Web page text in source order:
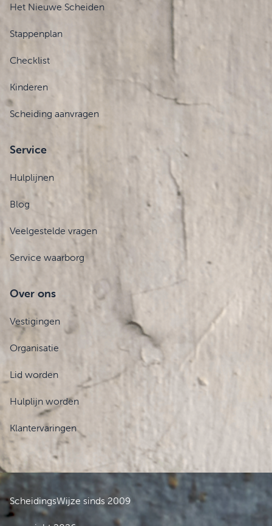
Het Nieuwe Scheiden
Stappenplan
Checklist
Kinderen
Scheiding aanvragen
Service
Hulplijnen
Blog
Veelgestelde vragen
Service waarborg
Over ons
Vestigingen
Organisatie
Lid worden
Hulplijn worden
Klantervaringen
ScheidingsWijze sinds 2009